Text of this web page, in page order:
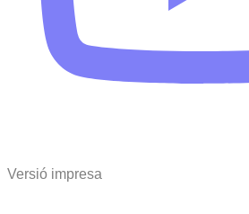
Versió impresa